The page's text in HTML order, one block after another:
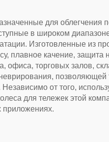
для облегчения
в широком
Изготовленные из
плавное качение, защита
офиса, торговых залов,
позволяющей
от того,
для тележек этой
приложениях.